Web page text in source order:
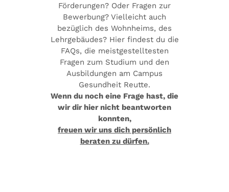
Förderungen? Oder Fragen zur
Bewerbung? Vielleicht auch
bezüglich des Wohnheims, des
Lehrgebäudes? Hier findest du die
FAQs, die meistgestelltesten
Fragen zum Studium und den
Ausbildungen am Campus
Gesundheit Reutte.
Wenn du noch eine Frage hast, die
wir dir hier nicht beantworten
konnten,
freuen wir uns dich persönlich
beraten zu dürfen.